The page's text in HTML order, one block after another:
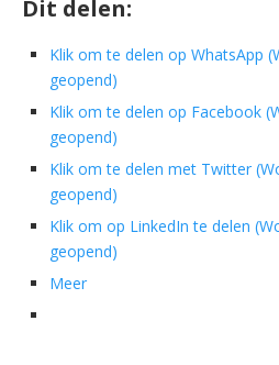
Dit delen:
Klik om te delen op WhatsApp
geopend)
Klik om te delen op Facebook
geopend)
Klik om te delen met Twitter
geopend)
Klik om op LinkedIn te delen
geopend)
Meer